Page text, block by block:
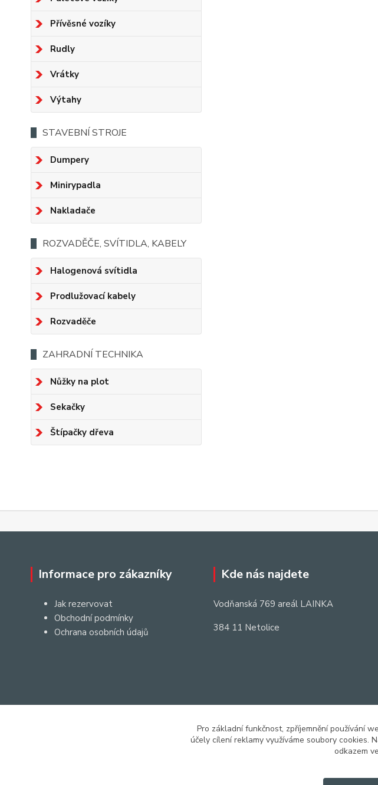
Přívěsné vozíky
Rudly
Vrátky
Výtahy
STAVEBNÍ STROJE
Dumpery
Minirypadla
Nakladače
ROZVADĚČE, SVÍTIDLA, KABELY
Halogenová svítidla
Prodlužovací kabely
Rozvaděče
ZAHRADNÍ TECHNIKA
Nůžky na plot
Sekačky
Štípačky dřeva
Informace pro zákazníky
Jak rezervovat
Obchodní podmínky
Ochrana osobních údajů
Kde nás najdete
Vodňanská 769 areál LAINKA
384 11 Netolice
Pro základní funkčnost, zpříjemnění používání
účely cílení reklamy využíváme soubory cookies.
odkazem